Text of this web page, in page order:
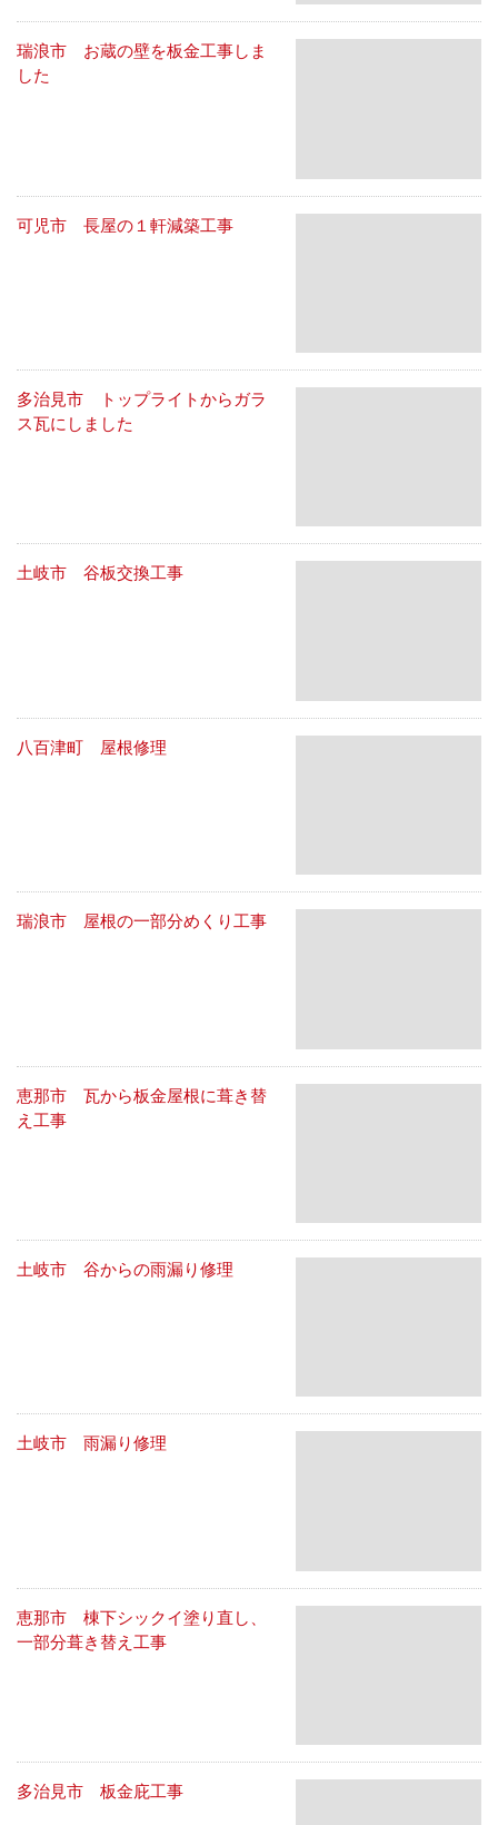
瑞浪市 お蔵の壁を板金工事しま
した
可児市 長屋の１軒減築工事
多治見市 トップライトからガラ
ス瓦にしました
土岐市 谷板交換工事
八百津町 屋根修理
瑞浪市 屋根の一部分めくり工事
恵那市 瓦から板金屋根に葺き替
え工事
土岐市 谷からの雨漏り修理
土岐市 雨漏り修理
恵那市 棟下シックイ塗り直し、
一部分葺き替え工事
多治見市 板金庇工事